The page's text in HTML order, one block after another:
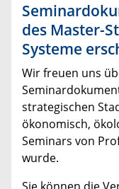
des Master-
Systeme
Wir freuen uns
strategischen
ökonomisch,
Seminars von
wurde.